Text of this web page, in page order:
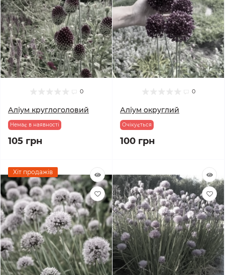
0
Аліум круглоголовий
Немає в наявності
105 грн
0
Аліум округлий
Очікується
100 грн
Хіт продажів